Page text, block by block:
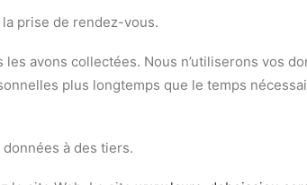
prise de rendez-vous.
avons collectées. Nous n’utiliserons vos
plus longtemps que le temps
données à des tiers.